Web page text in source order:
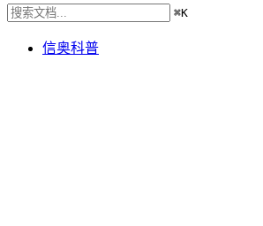
⌘K
信奥科普